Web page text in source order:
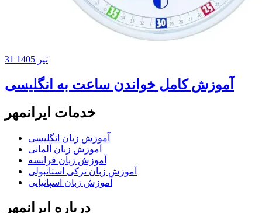
31 تیر 1405
آموزش کامل خواندن ساعت به انگلیسی
خدمات ایرانمهر
آموزش زبان انگلیسی
آموزش زبان آلمانی
آموزش زبان فرانسه
آموزش زبان ترکی استانبولی
آموزش زبان اسپانیایی
درباره ایرانمهر